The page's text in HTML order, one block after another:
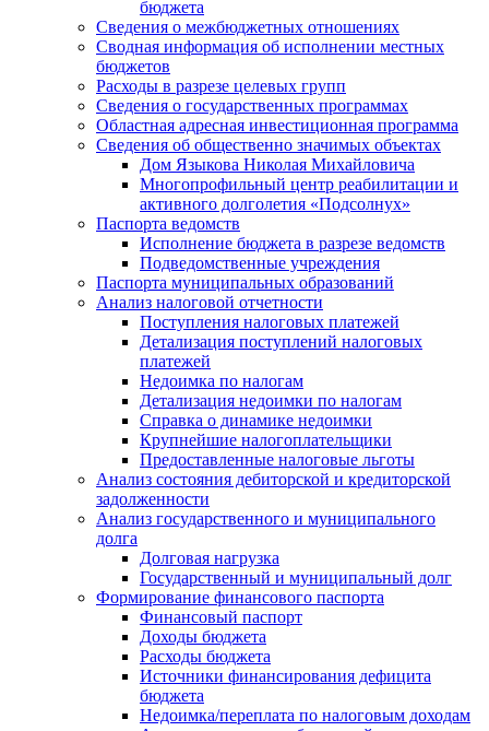
бюджета
Сведения о межбюджетных отношениях
Сводная информация об исполнении местных
бюджетов
Расходы в разрезе целевых групп
Сведения о государственных программах
Областная адресная инвестиционная программа
Сведения об общественно значимых объектах
Дом Языкова Николая Михайловича
Многопрофильный центр реабилитации и
активного долголетия «Подсолнух»
Паспорта ведомств
Исполнение бюджета в разрезе ведомств
Подведомственные учреждения
Паспорта муниципальных образований
Анализ налоговой отчетности
Поступления налоговых платежей
Детализация поступлений налоговых
платежей
Недоимка по налогам
Детализация недоимки по налогам
Справка о динамике недоимки
Крупнейшие налогоплательщики
Предоставленные налоговые льготы
Анализ состояния дебиторской и кредиторской
задолженности
Анализ государственного и муниципального
долга
Долговая нагрузка
Государственный и муниципальный долг
Формирование финансового паспорта
Финансовый паспорт
Доходы бюджета
Расходы бюджета
Источники финансирования дефицита
бюджета
Недоимка/переплата по налоговым доходам